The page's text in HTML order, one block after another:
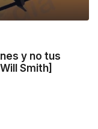
y no tus
Smith]